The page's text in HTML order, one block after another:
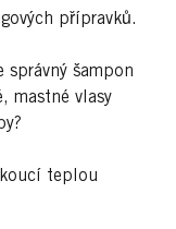
přípravků.
správný šampon
mastné vlasy
teplou